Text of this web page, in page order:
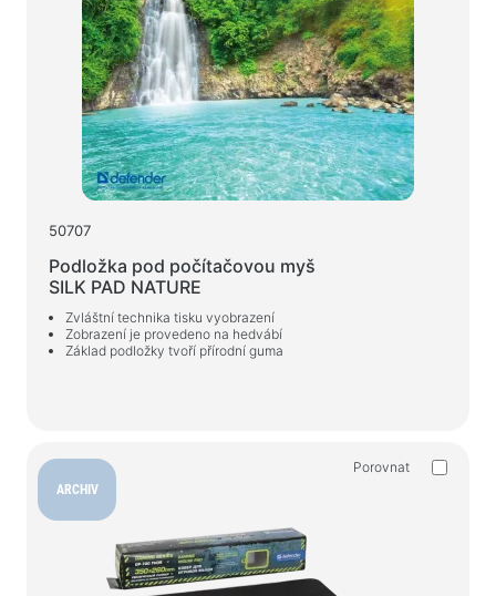
50707
Podložka pod počítačovou myš
SILK PAD NATURE
Zvláštní technika tisku vyobrazení
Zobrazení je provedeno na hedvábí
Základ podložky tvoří přírodní guma
ARCHIV
Porovnat